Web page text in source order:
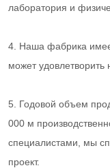
лаборатория и
4. Наша фабрика
может удовлетворить
5. Годовой объем
000 м
специалистами, мы
проект.